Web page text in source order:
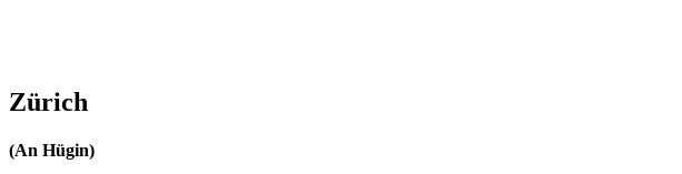
Zürich
(An Hügin)